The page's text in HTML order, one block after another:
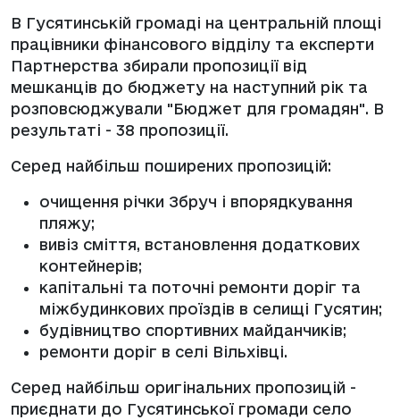
В Гусятинській громаді на центральній площі
працівники фінансового відділу та експерти
Партнерства збирали пропозиції від
мешканців до бюджету на наступний рік та
розповсюджували "Бюджет для громадян". В
результаті - 38 пропозиції.
Серед найбільш поширених пропозицій:
очищення річки Збруч і впорядкування
пляжу;
вивіз сміття, встановлення додаткових
контейнерів;
капітальні та поточні ремонти доріг та
міжбудинкових проїздів в селищі Гусятин;
будівництво спортивних майданчиків;
ремонти доріг в селі Вільхівці.
Серед найбільш оригінальних пропозицій -
приєднати до Гусятинської громади село